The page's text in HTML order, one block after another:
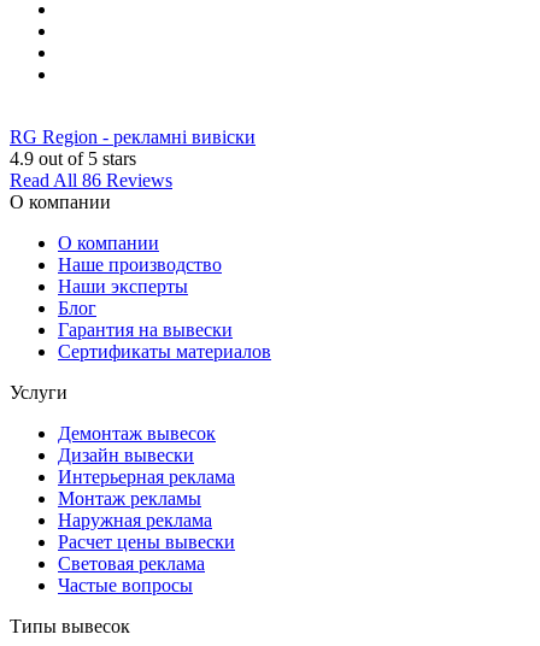
RG Region - рекламні вивіски
4.9 out of 5 stars
Read All 86 Reviews
О компании
О компании
Наше производство
Наши эксперты
Блог
Гарантия на вывески
Сертификаты материалов
Услуги
Демонтаж вывесок
Дизайн вывески
Интерьерная реклама
Монтаж рекламы
Наружная реклама
Расчет цены вывески
Световая реклама
Частые вопросы
Типы вывесок